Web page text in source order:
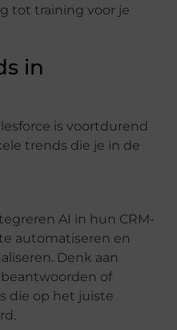
tot training voor je
in
is voortdurend
trends die je in de
AI in hun CRM-
automatiseren en
Denk aan
of
die op het juiste